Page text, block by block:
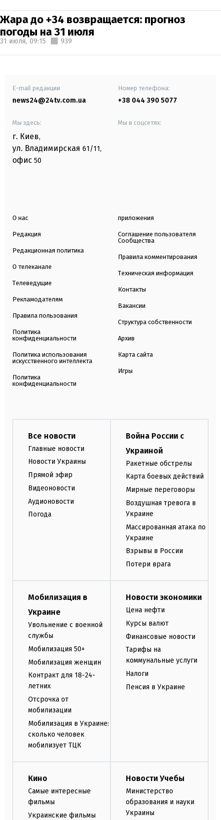
Жара до +34 возвращается: прогноз
погоды на 31 июля
31 июля, 09:15 939
E-mail редакции
news24@24tv.com.ua
Номер телефона:
+38 044 390 5077
Мы здесь:
г. Киев,
ул. Владимирская 61/11,
офис 50
Мы в соцсетях:
О нас
Редакция
Редакционная политика
О телеканале
Телеведущие
Рекламодателям
Правила пользования
Политика
конфиденциальности
Политика использования
искусственного интеллекта
Политика
конфиденциальности
приложения
Соглашение пользователя
Сообщества
Правила комментирования
Техническая информация
Контакты
Вакансии
Структура собственности
Архив
Карта сайта
Игры
Все новости
Главные новости
Новости Украины
Прямой эфир
Видеоновости
Аудионовости
Погода
Война России с
Украиной
Ракетные обстрелы
Карта боевых действий
Мирные переговоры
Воздушная тревога в
Украине
Массированная атака по
Украине
Взрывы в России
Потери врага
Мобилизация в
Украине
Увольнение с военной
службы
Мобилизация 50+
Мобилизация женщин
Контракт для 18-24-
летних
Отсрочка от
мобилизации
Мобилизация в Украине:
сколько человек
мобилизует ТЦК
Новости экономики
Цена нефти
Курсы валют
Финансовые новости
Тарифы на
коммунальные услуги
Налоги
Пенсия в Украине
Кино
Самые интересные
фильмы
Украинские фильмы
Новости Учебы
Министерство
образования и науки
Украины